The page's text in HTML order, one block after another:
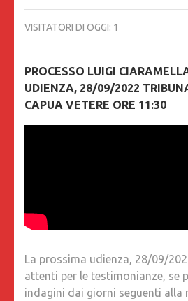
VISITATORI DI OGGI: 1
PROCESSO LUIGI
UDIENZA, 28/09/2022
CAPUA VETERE ORE 11:30
La prossima udienza, 28/09/
attenti per le testimonianze, se
indagini dai giorni seguenti